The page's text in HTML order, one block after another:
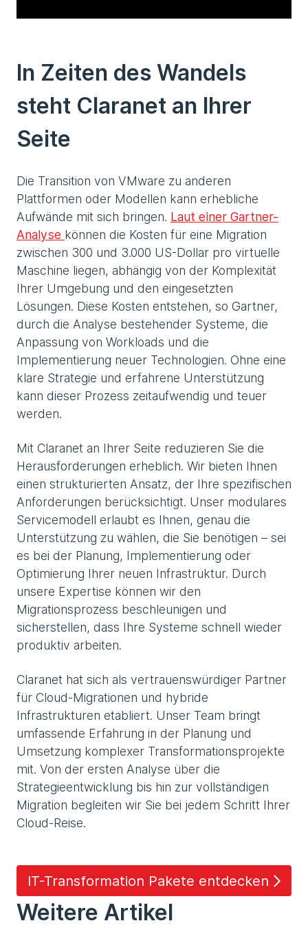
In Zeiten des Wandels
steht Claranet an Ihrer
Seite
Die Transition von VMware zu anderen
Plattformen oder Modellen kann erhebliche
Aufwände mit sich bringen. Laut einer Gartner-
Analyse können die Kosten für eine Migration
zwischen 300 und 3.000 US-Dollar pro virtuelle
Maschine liegen, abhängig von der Komplexität
Ihrer Umgebung und den eingesetzten
Lösungen. Diese Kosten entstehen, so Gartner,
durch die Analyse bestehender Systeme, die
Anpassung von Workloads und die
Implementierung neuer Technologien. Ohne eine
klare Strategie und erfahrene Unterstützung
kann dieser Prozess zeitaufwendig und teuer
werden.
Mit Claranet an Ihrer Seite reduzieren Sie die
Herausforderungen erheblich. Wir bieten Ihnen
einen strukturierten Ansatz, der Ihre spezifischen
Anforderungen berücksichtigt. Unser modulares
Servicemodell erlaubt es Ihnen, genau die
Unterstützung zu wählen, die Sie benötigen – sei
es bei der Planung, Implementierung oder
Optimierung Ihrer neuen Infrastruktur. Durch
unsere Expertise können wir den
Migrationsprozess beschleunigen und
sicherstellen, dass Ihre Systeme schnell wieder
produktiv arbeiten.
Claranet hat sich als vertrauenswürdiger Partner
für Cloud-Migrationen und hybride
Infrastrukturen etabliert. Unser Team bringt
umfassende Erfahrung in der Planung und
Umsetzung komplexer Transformationsprojekte
mit. Von der ersten Analyse über die
Strategieentwicklung bis hin zur vollständigen
Migration begleiten wir Sie bei jedem Schritt Ihrer
Cloud-Reise.
IT-Transformation Pakete entdecken
Weitere Artikel